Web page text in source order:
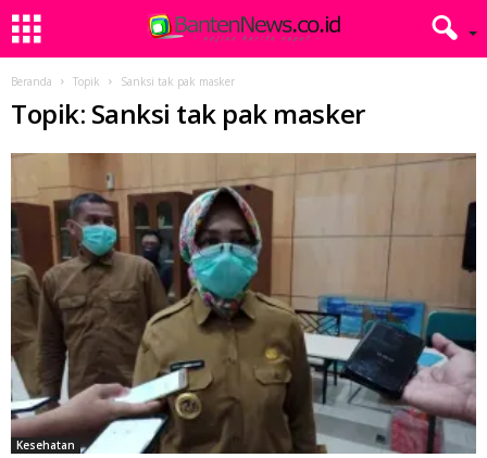
Beranda Topik Sanksi tak pak masker
Topik: Sanksi tak pak masker
Kesehatan